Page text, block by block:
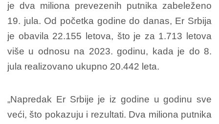
je dva miliona prevezenih putnika zabeleženo
19. jula. Od početka godine do danas, Er Srbija
je obavila 22.155 letova, što je za 1.713 letova
više u odnosu na 2023. godinu, kada je do 8.
jula realizovano ukupno 20.442 leta.
„Napredak Er Srbije je iz godine u godinu sve
veći, što pokazuju i rezultati. Dva miliona putnika